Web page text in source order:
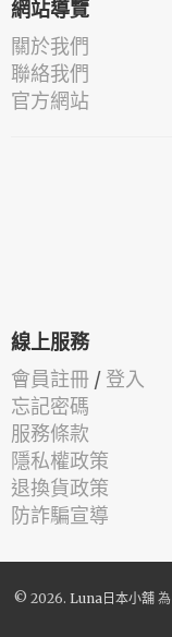
網站導覽
關於我們
聯絡我們
官方網站
線上服務
會員註冊 / 登入
忘記密碼
服務條款
隱私權政策
退換貨政策
防詐騙宣導
© 2026. Luna日本小舖 為